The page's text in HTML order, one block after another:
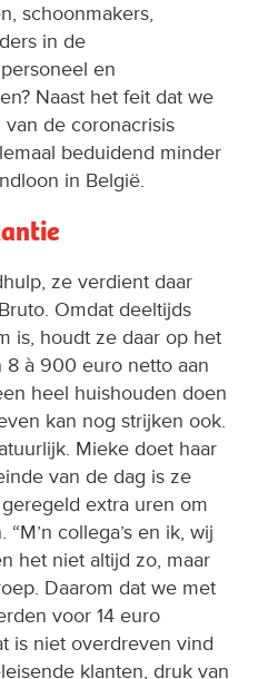
schoonmakers,
in de
en
Naast het feit dat we
de coronacrisis
beduidend minder
in België.
ze verdient daar
Omdat deeltijds
is, houdt ze daar op het
8 à 900 euro netto aan
heel huishouden doen
kan nog strijken ook.
Mieke doet haar
van de dag is ze
extra uren om
collega’s en ik, wij
het niet altijd zo, maar
Daarom dat we met
voor 14 euro
is niet overdreven vind
klanten, druk van